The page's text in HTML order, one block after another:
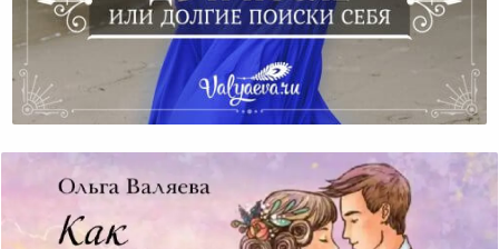
До И После Или Долгие Поиски Себя